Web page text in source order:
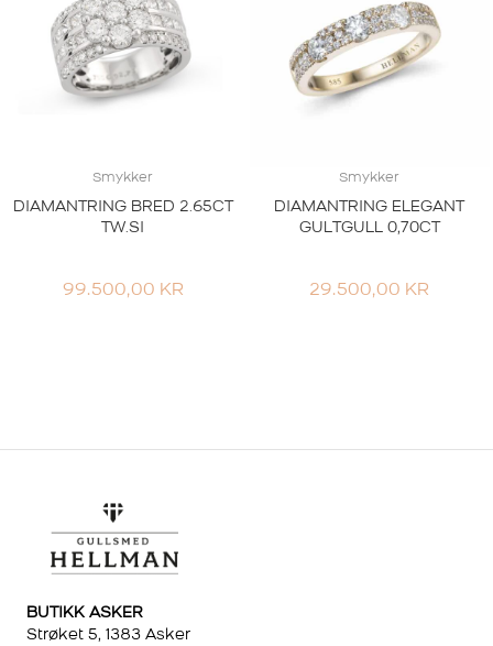
Smykker
DIAMANTRING BRED 2.65CT
TW.SI
99.500,00 KR
Smykker
DIAMANTRING ELEGANT
GULTGULL 0,70CT
29.500,00 KR
BUTIKK ASKER
Strøket 5, 1383 Asker